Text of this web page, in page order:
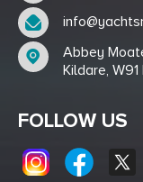
Abbey
Kildare,
FOLLOW US